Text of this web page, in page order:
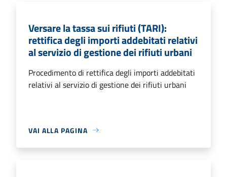
Versare la tassa sui rifiuti (TARI):
rettifica degli importi addebitati relativi
al servizio di gestione dei rifiuti urbani
Procedimento di rettifica degli importi addebitati
relativi al servizio di gestione dei rifiuti urbani
VAI ALLA PAGINA